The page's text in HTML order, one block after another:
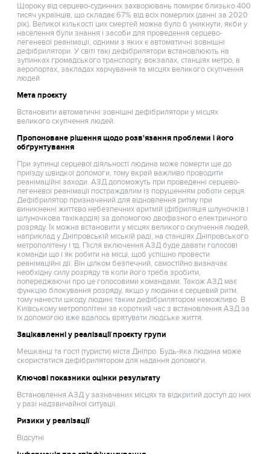
Щороку від серцево-судинних захворювань помирає близько 400
тисяч українців, що складає 67% від всіх померлих (данні за 2020
рік). Великої кількості цих смертей можна було б уникнути, якби у
населення були знання і засоби для проведення серцево-
легеневої реанімації, одними з яких є автоматичні зовнішні
дефібрилятори. У світі такі дефібрилятори встановлюють на
зупинках громадського транспорту, вокзалах, станціях метро, в
аеропортах, закладах харчування та місцях великого скупчення
людей
Мета проєкту
Встановити автоматичні зовнішні дефібрилятори у місцях
великого скупчення людей.
Пропоноване рішення щодо розв'язання проблеми і його
обґрунтування
При зупинці серцевої діяльності людина може померти ще до
приїзду швидкої допомоги, тому вкрай важливо проводити
реанімаційні заходи. АЗД допоможуть при проведенні серцево-
легеневої реанімації постраждалим із порушенням роботи серця.
Дефібрилятор призначений для відновлення ритму при
виникненні життєво небезпечних аритмій (фібриляція шлуночків і
шлуночкова тахікардія) за допомогою двофазного електричного
розряду. Їх можна встановити у місцях великого скупчення людей,
наприклад у Дніпровській міській раді, на станціях Дніпровського
метрополітену і тд. Після включення АЗД буде давати голосові
команди що і як робити на місці, щоб успішно провести
реанімаційні дії. Він цілком безпечний, самостійно визначає
необхідну силу розряду та коли його треба зробити,
попереджаючи про це голосовими командами. Також АЗД має
функцію блокування розряду, якщо у людини є серцевий ритм,
тому нанести шкоду людині таким дефібрилятором неможливо. В
Київському метрополітені за короткий час з встановлення АЗД за
їх допомогою вже вдалось врятувати людське життя.
Зацікавленні у реалізації проєкту групи
Мешканці та гості (туристи) міста Дніпро. Будь-яка людина може
скористатися дефібрилятором для надання допомоги.
Ключові показники оцінки результату
Встановлення АЗД у зазначених місцях та відкритий доступ до них
у разі надзвичайної ситуації.
Ризики у реалізації
Відсутні